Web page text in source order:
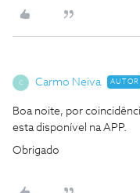
C Carmo Neiva AUTOR
Boa noite, por
esta disponível na APP.
Obrigado